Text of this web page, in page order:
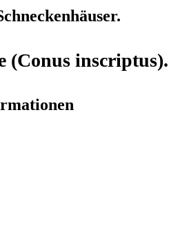
(Conus inscriptus).